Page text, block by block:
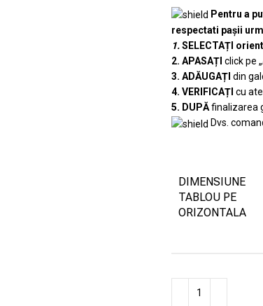
Pentru a
respectati pașii
1.SELECTAȚI
2. APASAȚI click pe „
3. ADĂUGAȚI din
4. VERIFICAȚI cu
5. DUPĂfinalizarea
Dvs.
DIMENSIUNE
TABLOU PE
ORIZONTALA